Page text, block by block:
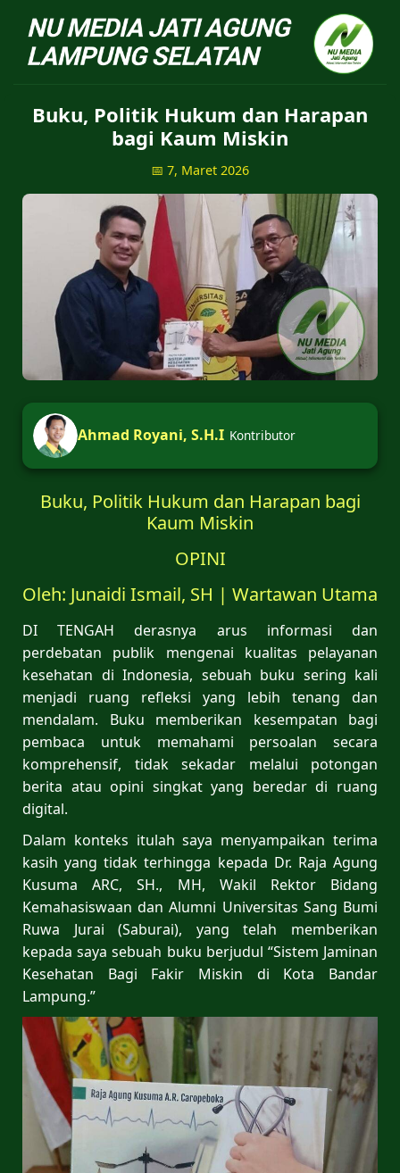
NU Jatiagung - Situs
Buku, Politik Hukum dan Harapan
bagi Kaum Miskin
📅 7, Maret 2026
Ahmad Royani, S.H.I Kontributor
Buku, Politik Hukum dan Harapan bagi
Kaum Miskin
OPINI
Oleh: Junaidi Ismail, SH | Wartawan Utama
DI TENGAH derasnya arus informasi dan
perdebatan publik mengenai kualitas pelayanan
kesehatan di Indonesia, sebuah buku sering kali
menjadi ruang refleksi yang lebih tenang dan
mendalam. Buku memberikan kesempatan bagi
pembaca untuk memahami persoalan secara
komprehensif, tidak sekadar melalui potongan
berita atau opini singkat yang beredar di ruang
digital.
Dalam konteks itulah saya menyampaikan terima
kasih yang tidak terhingga kepada Dr. Raja Agung
Kusuma ARC, SH., MH, Wakil Rektor Bidang
Kemahasiswaan dan Alumni Universitas Sang Bumi
Ruwa Jurai (Saburai), yang telah memberikan
kepada saya sebuah buku berjudul “Sistem Jaminan
Kesehatan Bagi Fakir Miskin di Kota Bandar
Lampung.”